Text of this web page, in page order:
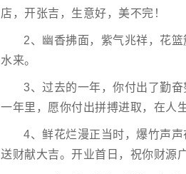
店，开张吉，生意好，美不完！
2、幽香拂面，紫气兆祥，花
水来。
3、过去的一年，你付出了勤
一年里，愿你付出拼搏进取，在人
4、鲜花烂漫正当时，爆竹声
送财献大吉。开业首日，祝你财源广